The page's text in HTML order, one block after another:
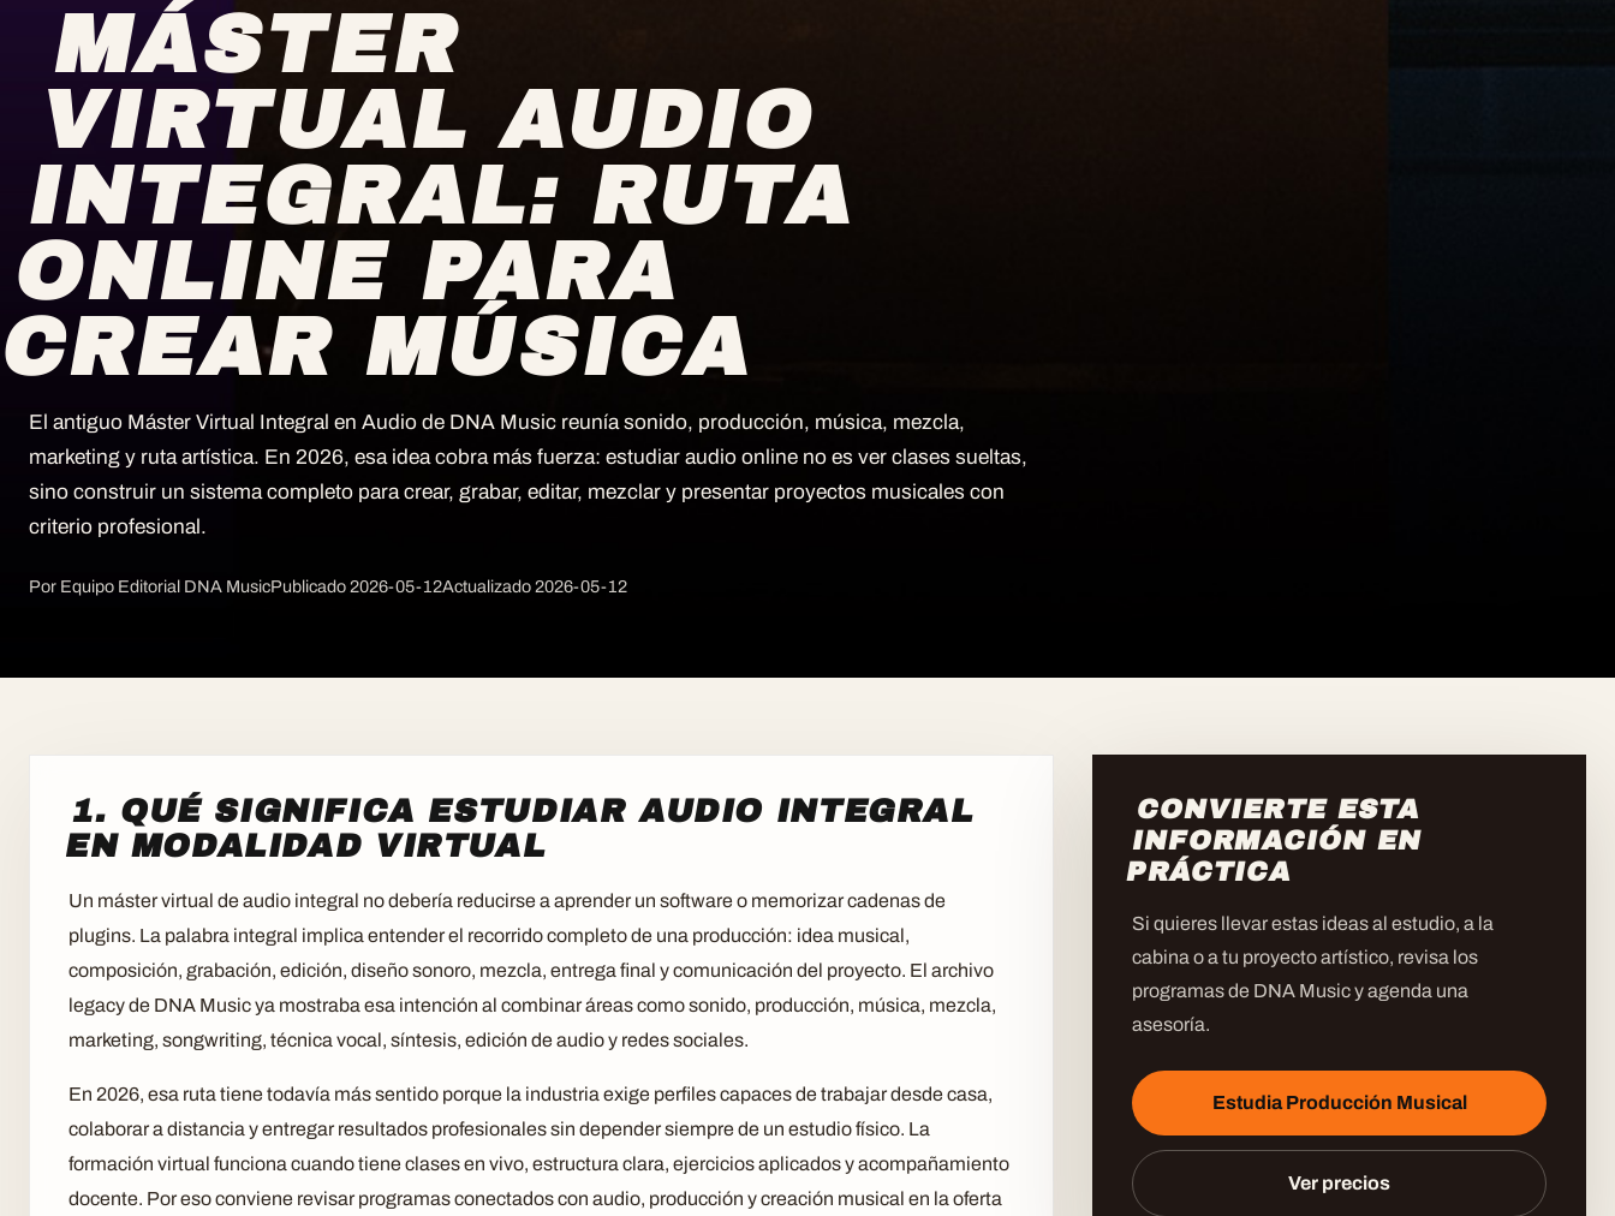
MÁSTER
VIRTUAL AUDIO
INTEGRAL: RUTA
ONLINE PARA
MÚSICA
El antiguo Máster Virtual Integral en Audio de DNA Music reunía sonido, producción, música, mezcla,
marketing y ruta artística. En 2026, esa idea cobra más fuerza: estudiar audio online no es ver clases sueltas,
sino construir un sistema completo para crear, grabar, editar, mezclar y presentar proyectos musicales con
criterio profesional.
Por Equipo Editorial DNA MusicPublicado2026-05-12Actualizado2026-05-12
1. QUÉ SIGNIFICA ESTUDIAR AUDIO INTEGRAL
EN MODALIDAD VIRTUAL
Un máster virtual de audio integral no debería reducirse a aprender un software o memorizar cadenas de
plugins. La palabra integral implica entender el recorrido completo de una producción: idea musical,
composición, grabación, edición, diseño sonoro, mezcla, entrega final y comunicación del proyecto. El archivo
legacy de DNA Music ya mostraba esa intención al combinar áreas como sonido, producción, música, mezcla,
marketing, songwriting, técnica vocal, síntesis, edición de audio y redes sociales.
En 2026, esa ruta tiene todavía más sentido porque la industria exige perfiles capaces de trabajar desde casa,
colaborar a distancia y entregar resultados profesionales sin depender siempre de un estudio físico. La
formación virtual funciona cuando tiene clases en vivo, estructura clara, ejercicios aplicados y acompañamiento
docente. Por eso conviene revisar programas conectados con audio, producción y creación musical en la oferta
CONVIERTE ESTA
INFORMACIÓN EN
PRÁCTICA
Si quieres llevar estas ideas al estudio, a la
cabina o a tu proyecto artístico, revisa los
programas de DNA Music y agenda una
asesoría.
Estudia Producción Musical
Ver precios